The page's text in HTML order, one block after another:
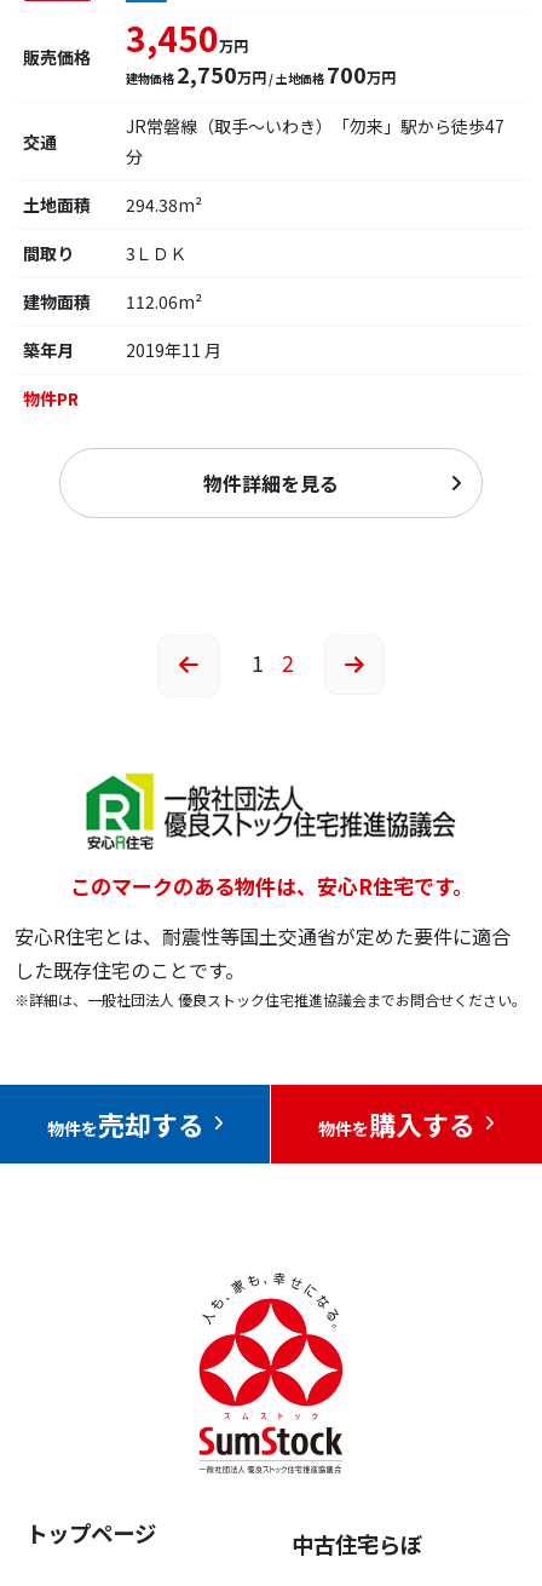
販売価格 3,450万円
建物価格 2,750万円/ 土地価格 700万円
交通
JR常磐線（取手～いわき）「勿来」駅から徒歩47
分
土地面積
294.38m²
間取り
3ＬＤＫ
建物面積
112.06m²
築年月
2019年11 月
物件PR
物件詳細を見る
1 2
このマークのある物件は、安心R住宅です。
安心R住宅とは、耐震性等国土交通省が定めた要件に適合
した既存住宅のことです。
※詳細は、一般社団法人 優良ストック住宅推進協議会までお問合せください。
物件を売却する 物件を購入する
トップページ
中古住宅らぼ